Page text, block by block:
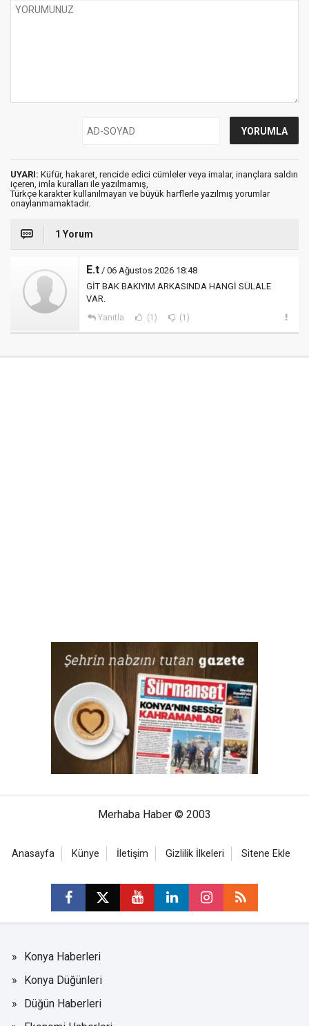
UYARI: Küfür, hakaret, rencide edici cümleler veya imalar, inançlara saldırı
içeren, imla kuralları ile yazılmamış,
Türkçe karakter kullanılmayan ve büyük harflerle yazılmış yorumlar
onaylanmamaktadır.
1 Yorum
E.t / 06 Ağustos 2026 18:48
GİT BAK BAKIYIM ARKASINDA HANGİ SÜLALE
VAR.
Yanıtla (1) (1)
Merhaba Haber © 2003
Anasayfa Künye İletişim Gizlilik İlkeleri Sitene Ekle
Konya Haberleri
Konya Düğünleri
Düğün Haberleri